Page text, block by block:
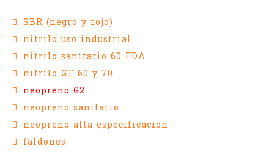
SBR (negro y rojo)
nitrilo uso industrial
nitrilo sanitario 60 FDA
nitrilo GT 60 y 70
neopreno G2
neopreno sanitario
neopreno alta especificación
faldones